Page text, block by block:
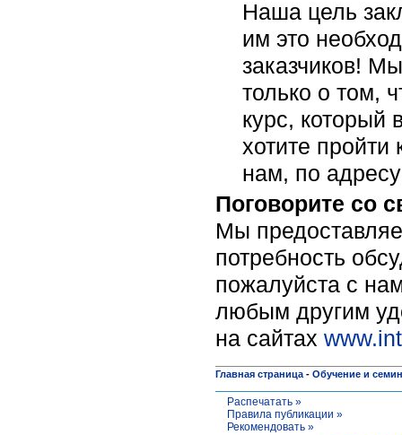
Наша цель
им это
заказчиков!
только о том,
курс, который
хотите
нам, по
Поговорите со
Мы
потребность
пожалуйста c
любым другим
на сайтах
Главная страница - Обучение и
Распечатать »
Правила публикации »
Рекомендовать »